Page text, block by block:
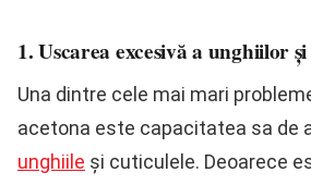
1. Uscarea excesivă a unghiilor
Una dintre cele mai mari
acetona este capacitatea sa de
unghiile și cuticulele. Deoarece